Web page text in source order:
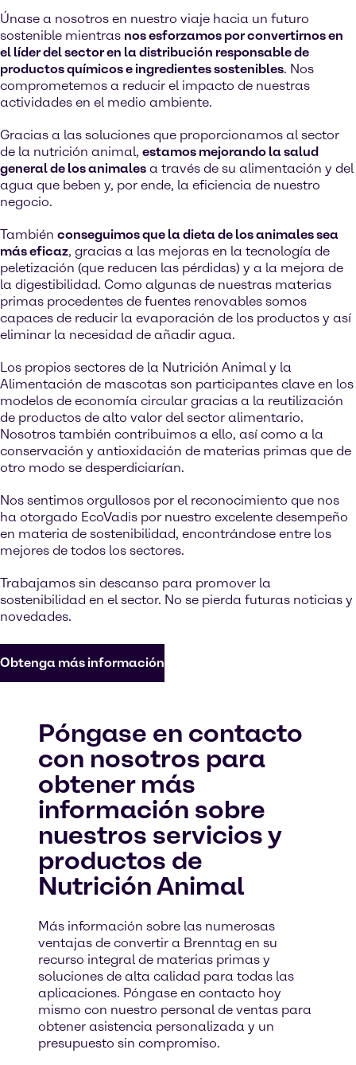
Únase a nosotros en nuestro viaje hacia un futuro
sostenible mientras nos esforzamos por convertirnos en
el líder del sector en la distribución responsable de
productos químicos e ingredientes sostenibles. Nos
comprometemos a reducir el impacto de nuestras
actividades en el medio ambiente.
Gracias a las soluciones que proporcionamos al sector
de la nutrición animal, estamos mejorando la salud
general de los animales a través de su alimentación y del
agua que beben y, por ende, la eficiencia de nuestro
negocio.
También conseguimos que la dieta de los animales sea
más eficaz, gracias a las mejoras en la tecnología de
peletización (que reducen las pérdidas) y a la mejora de
la digestibilidad. Como algunas de nuestras materias
primas procedentes de fuentes renovables somos
capaces de reducir la evaporación de los productos y así
eliminar la necesidad de añadir agua.
Los propios sectores de la Nutrición Animal y la
Alimentación de mascotas son participantes clave en los
modelos de economía circular gracias a la reutilización
de productos de alto valor del sector alimentario.
Nosotros también contribuimos a ello, así como a la
conservación y antioxidación de materias primas que de
otro modo se desperdiciarían.
Nos sentimos orgullosos por el reconocimiento que nos
ha otorgado EcoVadis por nuestro excelente desempeño
en materia de sostenibilidad, encontrándose entre los
mejores de todos los sectores.
Trabajamos sin descanso para promover la
sostenibilidad en el sector. No se pierda futuras noticias y
novedades.
Obtenga más información
Póngase en contacto
con nosotros para
obtener más
información sobre
nuestros servicios y
productos de
Nutrición Animal
Más información sobre las numerosas
ventajas de convertir a Brenntag en su
recurso integral de materias primas y
soluciones de alta calidad para todas las
aplicaciones. Póngase en contacto hoy
mismo con nuestro personal de ventas para
obtener asistencia personalizada y un
presupuesto sin compromiso.